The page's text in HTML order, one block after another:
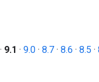
· 9.1 · 9.0 · 8.7 · 8.6 · 8.5 ·